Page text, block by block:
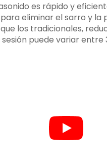
es rápido y
eliminar el sarro y la
los tradicionales,
sesión puede variar